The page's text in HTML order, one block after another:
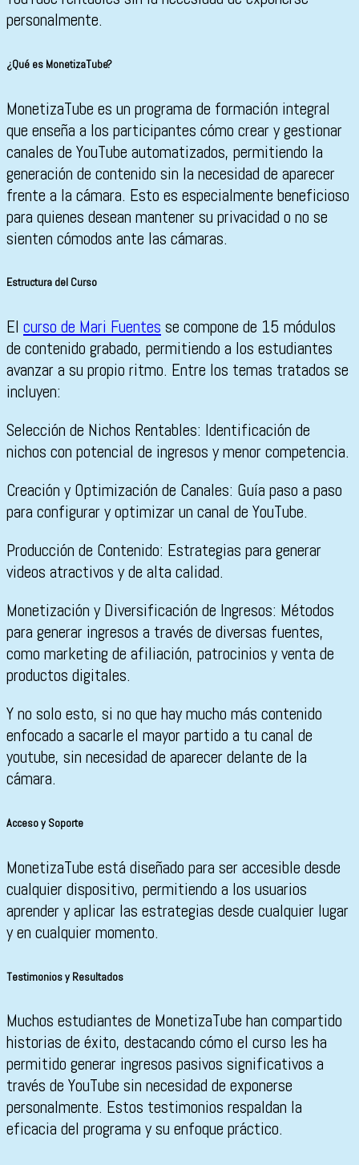
personalmente.
¿Qué es MonetizaTube?
MonetizaTube es un programa de formación integral
que enseña a los participantes cómo crear y gestionar
canales de YouTube automatizados, permitiendo la
generación de contenido sin la necesidad de aparecer
frente a la cámara. Esto es especialmente beneficioso
para quienes desean mantener su privacidad o no se
sienten cómodos ante las cámaras.
Estructura del Curso
El curso de Mari Fuentes se compone de 15 módulos
de contenido grabado, permitiendo a los estudiantes
avanzar a su propio ritmo. Entre los temas tratados se
incluyen:
Selección de Nichos Rentables: Identificación de
nichos con potencial de ingresos y menor competencia.
Creación y Optimización de Canales: Guía paso a paso
para configurar y optimizar un canal de YouTube.
Producción de Contenido: Estrategias para generar
videos atractivos y de alta calidad.
Monetización y Diversificación de Ingresos: Métodos
para generar ingresos a través de diversas fuentes,
como marketing de afiliación, patrocinios y venta de
productos digitales.
Y no solo esto, si no que hay mucho más contenido
enfocado a sacarle el mayor partido a tu canal de
youtube, sin necesidad de aparecer delante de la
cámara.
Acceso y Soporte
MonetizaTube está diseñado para ser accesible desde
cualquier dispositivo, permitiendo a los usuarios
aprender y aplicar las estrategias desde cualquier lugar
y en cualquier momento.
Testimonios y Resultados
Muchos estudiantes de MonetizaTube han compartido
historias de éxito, destacando cómo el curso les ha
permitido generar ingresos pasivos significativos a
través de YouTube sin necesidad de exponerse
personalmente. Estos testimonios respaldan la
eficacia del programa y su enfoque práctico.